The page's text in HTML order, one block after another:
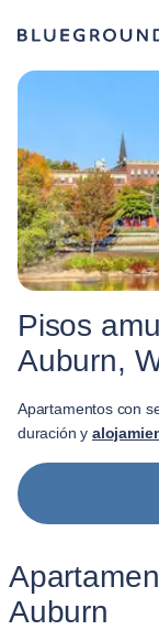
Pisos
Auburn,
Apartamentos con
duración y
Auburn